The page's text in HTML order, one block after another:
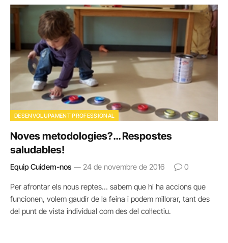
DESENVOLUPAMENT PROFESSIONAL
Noves metodologies?… Respostes
saludables!
Equip Cuidem-nos 24 de novembre de 2016 0
Per afrontar els nous reptes… sabem que hi ha accions que
funcionen, volem gaudir de la feina i podem millorar, tant des
del punt de vista individual com des del col·lectiu.